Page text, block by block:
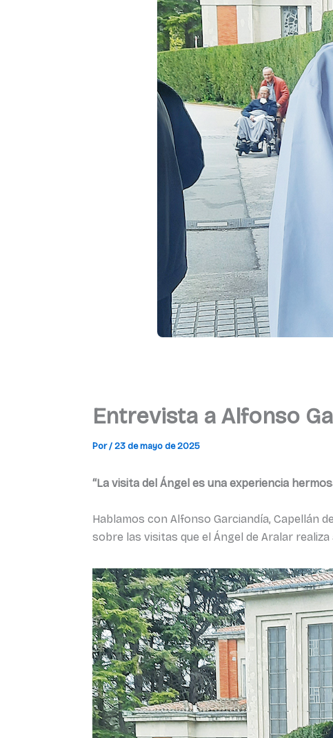
Entrevista a Alfonso
Por/23 de mayo de 2025
“La visita del Ángel es una experiencia
Hablamos con Alfonso Garciandía, Capellán
sobre las visitas que el Ángel de Aralar